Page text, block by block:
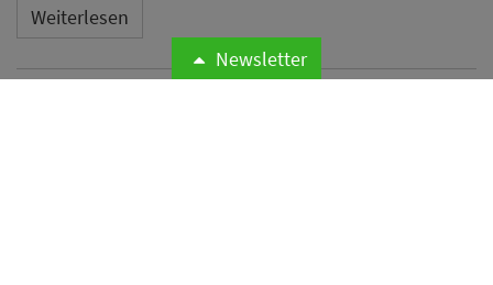
Weiterlesen
Newsletter